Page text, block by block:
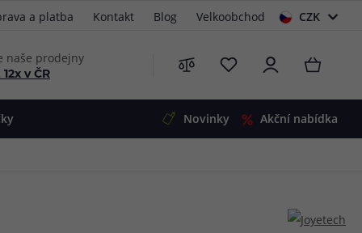
a platba Kontakt Blog Velkoobchod
CZK
naše prodejny
v ČR
Novinky Akční nabídka